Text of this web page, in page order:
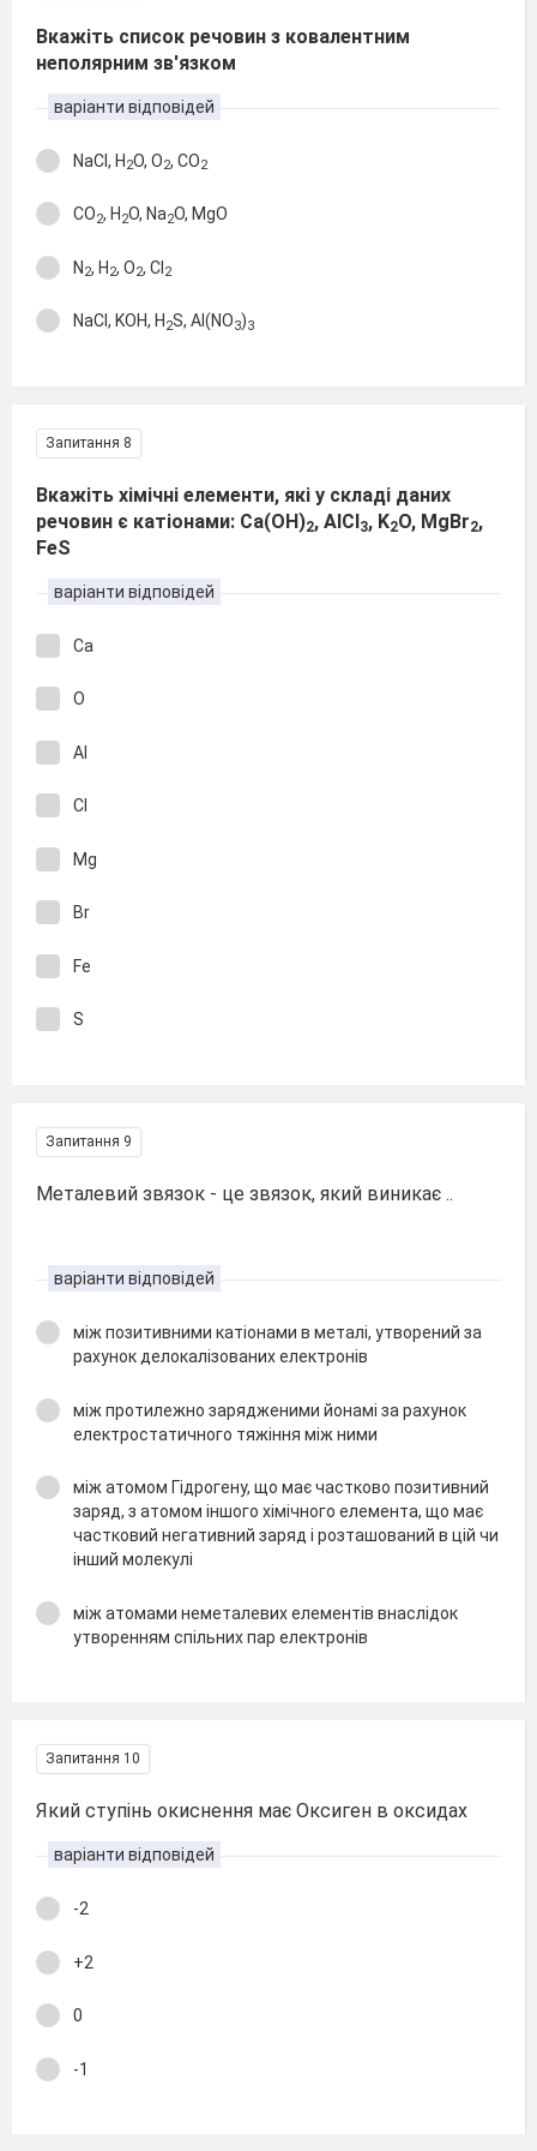
Вкажіть список речовин з ковалентним
неполярним зв'язком
варіанти відповідей
NaCl, H2O, O2, CO2
CO2, H 2O, Na2O, MgO
N2, H2, O2, Cl2
NaCl, KOH, H 2S, Al(NO3)3
Запитання 8
Вкажіть хімічні елементи, які у складі даних
речовин є катіонами: Ca(OH)2, AlCl3, K2O, MgBr2,
FeS
варіанти відповідей
Ca
O
Al
Cl
Mg
Br
Fe
S
Запитання 9
Металевий звязок - це звязок, який виникає ..
варіанти відповідей
між позитивними катіонами в металі, утворений за
рахунок делокалізованих електронів
між протилежно зарядженими йонамі за рахунок
електростатичного тяжіння між ними
між атомом Гідрогену, що має частково позитивний
заряд, з атомом іншого хімічного елемента, що має
частковий негативний заряд і розташований в цій чи
інший молекулі
між атомами неметалевих елементів внаслідок
утворенням спільних пар електронів
Запитання 10
Який ступінь окиснення має Оксиген в оксидах
варіанти відповідей
-2
+2
0
-1